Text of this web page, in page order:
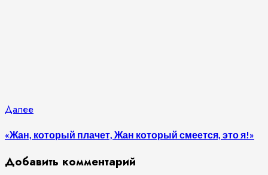
ДалееСледующая
«Жан, который плачет, Жан который смеется, это я!»
Добавить комментарий